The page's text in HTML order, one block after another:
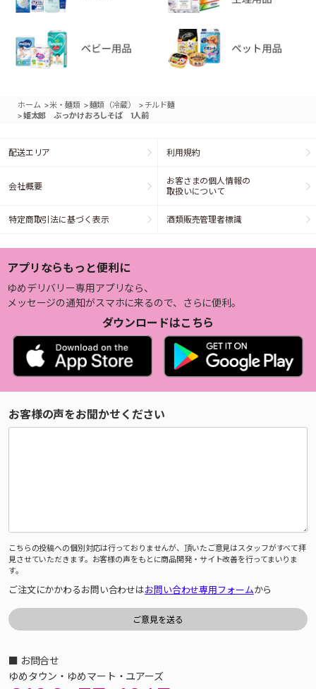
ホーム >米・麺類 >麺類（冷蔵） >チルド麺
>姫太郎 ぶっかけおろしそば 1人前
配送エリア 利用規約
会社概要
お客さまの個人情報の
取扱いについて
特定商取引法に基づく表示 酒類販売管理者標識
アプリならもっと便利に
ゆめデリバリー専用アプリなら、
メッセージの通知がスマホに来るので、さらに便利。
ダウンロードはこちら
お客様の声をお聞かせください
こちらの投稿への個別対応は行っておりませんが、頂いたご意見はスタッフがすべて拝
見させていただきます。お客様の声をもとに商品開発・サイト改善を行ってまいりま
す。
ご注文にかかわるお問い合わせはお問い合わせ専用フォームから
■ お問合せ
ゆめタウン・ゆめマート・ユアーズ